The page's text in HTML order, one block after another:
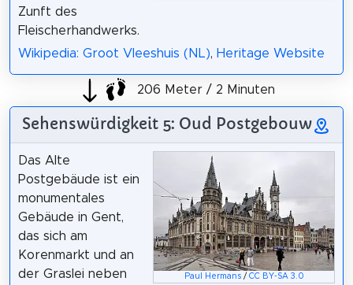
Zunft des
Fleischerhandwerks.
Wikipedia: Groot Vleeshuis (NL), Heritage Website
206 Meter / 2 Minuten
Sehenswürdigkeit 5: Oud Postgebouw
Paul Hermans/ CC BY-SA 3.0
Das Alte
Postgebäude ist ein
monumentales
Gebäude in Gent,
das sich am
Korenmarkt und an
der Graslei neben